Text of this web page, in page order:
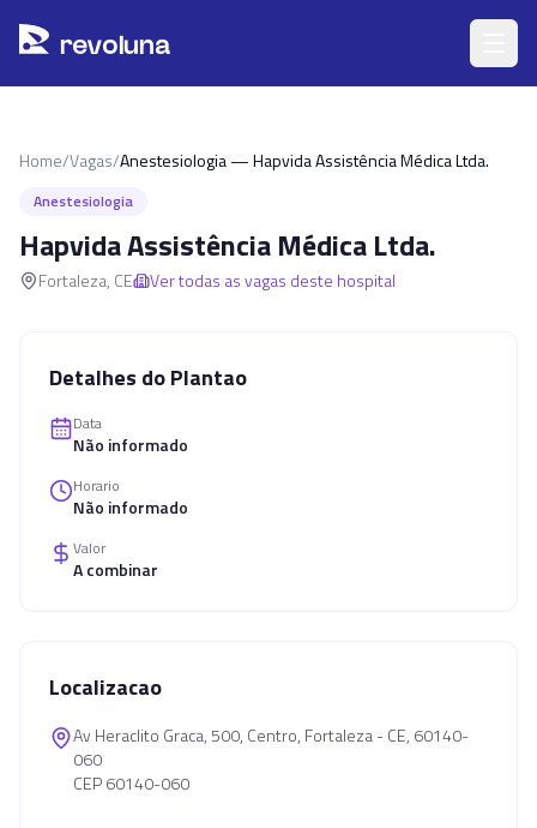
revoluna
Home/Vagas/Anestesiologia — Hapvida Assistência Médica Ltda.
Anestesiologia
Hapvida Assistência Médica Ltda.
Fortaleza, CE Ver todas as vagas deste hospital
Detalhes do Plantao
Data
Não informado
Horario
Não informado
Valor
A combinar
Localizacao
Av Heraclito Graca, 500, Centro, Fortaleza - CE, 60140-
060
CEP 60140-060